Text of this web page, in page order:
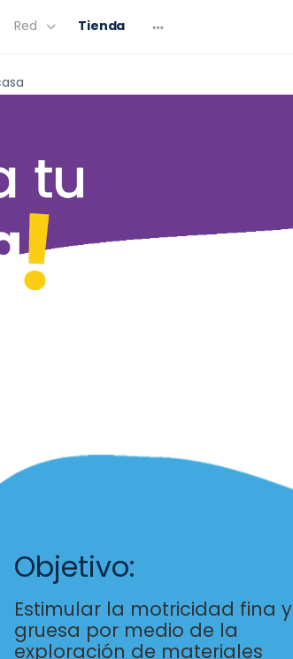
Red Tienda
Objetivo:
Estimular la motricidad fina y
gruesa por medio de la
exploración de materiales